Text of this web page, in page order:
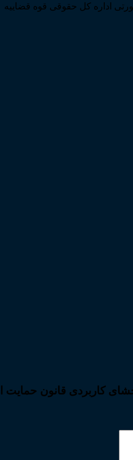
اداره کل حقوقی قوه قضاییه
کاربردی قانون